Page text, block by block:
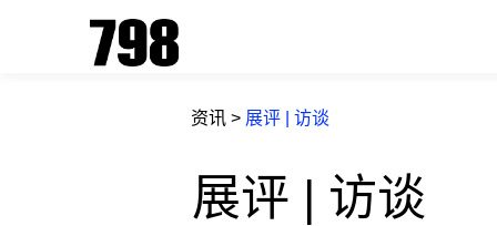
资讯 > 展评 | 访谈
展评 | 访谈